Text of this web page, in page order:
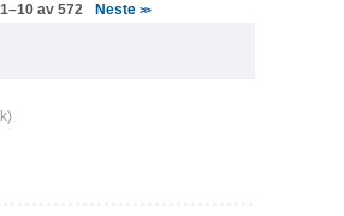
1–10 av 572 Neste >>